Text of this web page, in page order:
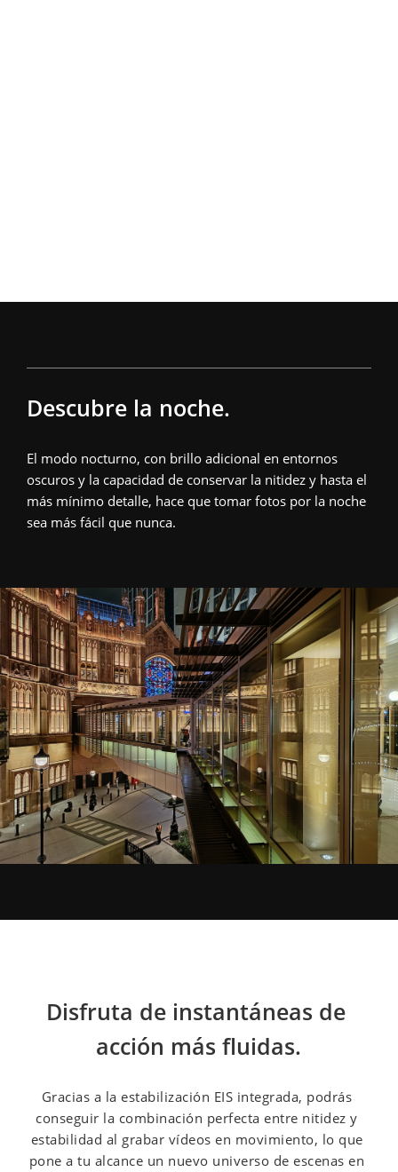
Descubre la noche.
El modo nocturno, con brillo adicional en entornos
oscuros y la capacidad de conservar la nitidez y hasta el
más mínimo detalle, hace que tomar fotos por la noche
sea más fácil que nunca.
Disfruta de instantáneas de
acción más fluidas.
Gracias a la estabilización EIS integrada, podrás
conseguir la combinación perfecta entre nitidez y
estabilidad al grabar vídeos en movimiento, lo que
pone a tu alcance un nuevo universo de escenas en